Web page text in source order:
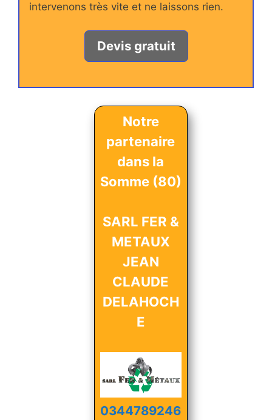
intervenons très vite et ne laissons rien.
Devis gratuit
Notre
partenaire
dans la
Somme (80)
SARL FER &
METAUX
JEAN
CLAUDE
DELAHOCH
E
0344789246